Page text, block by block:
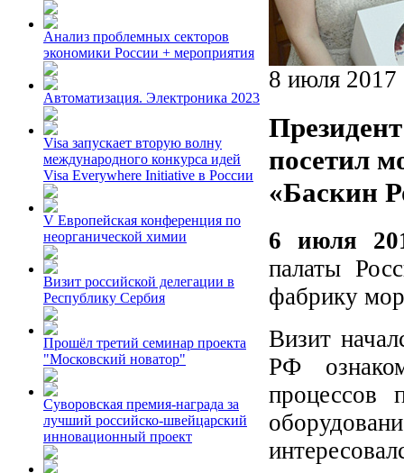
Анализ проблемных секторов
экономики России + мероприятия
Автоматизация. Электроника 2023
Visa запускает вторую волну
международного конкурса идей
Visa Everywhere Initiative в России
V Европейская конференция по
неорганической химии
Визит российской делегации в
Республику Сербия
Прошёл третий семинар проекта
"Московский новатор"
Суворовская премия-награда за
лучший российско-швейцарский
инновационный проект
8 июля 2017
посетил
«Баскин
6 июля
палаты
фабрику
Визит
РФ
процессов